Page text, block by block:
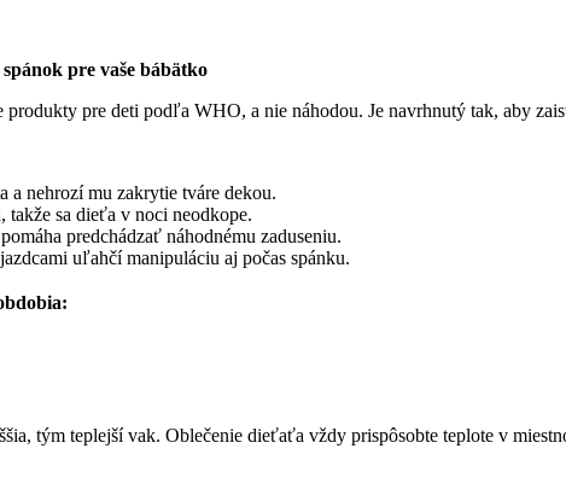
pre vaše bábätko
produkty pre deti podľa WHO, a nie náhodou. Je navrhnutý tak, aby
a nehrozí mu zakrytie tváre dekou.
takže sa dieťa v noci neodkope.
predchádzať náhodnému zaduseniu.
uľahčí manipuláciu aj počas spánku.
tým teplejší vak. Oblečenie dieťaťa vždy prispôsobte teplote v